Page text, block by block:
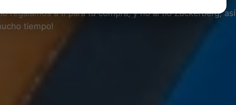
regalamos a ti para tu compra, y no al tío Zuckerberg, así
tiempo!